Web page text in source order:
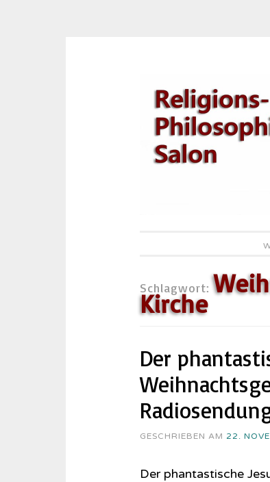
Inhalt
springen
Schlagwort:
Kirche
Der
GESCHRIEBEN AM 22.
Der phantastische